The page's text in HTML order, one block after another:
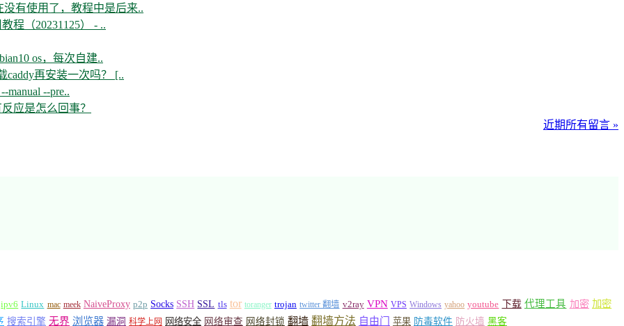
有使用了，教程中是后来..
程（20231125） - ..
os，每次自建..
再安装一次吗？ [..
manual --pre..
应是怎么回事？
近期所有留言 »
ipv6 Linux mac meek NaiveProxy p2p Socks SSH SSL tls tor toranger trojan twitter 翻墙 v2ray VPN VPS Windows yahoo youtube 下载 代理工具 加密 加密
搜索引擎 无界 浏览器 漏洞 科学上网 网络安全 网络审查 网络封锁 翻墙 翻墙方法 自由门 苹果 防毒软件 防火墙 黑客